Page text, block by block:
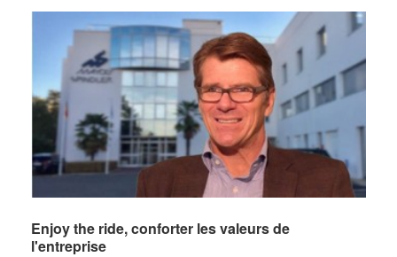
Enjoy the ride, conforter les valeurs de
l'entreprise